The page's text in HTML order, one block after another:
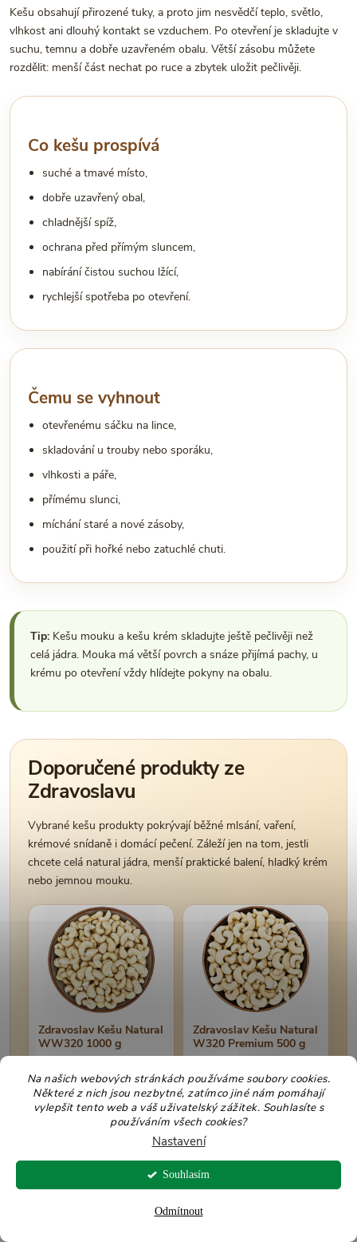
Na našich webových stránkách používáme soubory cookies.
Některé z nich jsou nezbytné, zatímco jiné nám pomáhají
vylepšit tento web a váš uživatelský zážitek. Souhlasíte s
používáním všech cookies?
Nastavení
Odmítnout
Souhlasím
Kešu obsahují přirozené tuky, a proto jim nesvědčí teplo, světlo,
vlhkost ani dlouhý kontakt se vzduchem. Po otevření je skladujte v
suchu, temnu a dobře uzavřeném obalu. Větší zásobu můžete
rozdělit: menší část nechat po ruce a zbytek uložit pečlivěji.
Co kešu prospívá
suché a tmavé místo,
dobře uzavřený obal,
chladnější spíž,
ochrana před přímým sluncem,
nabírání čistou suchou lžící,
rychlejší spotřeba po otevření.
Čemu se vyhnout
otevřenému sáčku na lince,
skladování u trouby nebo sporáku,
vlhkosti a páře,
přímému slunci,
míchání staré a nové zásoby,
použití při hořké nebo zatuchlé chuti.
Tip: Kešu mouku a kešu krém skladujte ještě pečlivěji než
celá jádra. Mouka má větší povrch a snáze přijímá pachy, u
krému po otevření vždy hlídejte pokyny na obalu.
Doporučené produkty ze
Zdravoslavu
Vybrané kešu produkty pokrývají běžné mlsání, vaření,
krémové snídaně i domácí pečení. Záleží jen na tom, jestli
chcete celá natural jádra, menší praktické balení, hladký krém
nebo jemnou mouku.
Zdravoslav Kešu Natural
WW320 1000 g
nepražená jádra do kaší,
granoly, salátů, kari, pečení,
kešu mléka i domácích
Zdravoslav Kešu Natural
W320 Premium 500 g
celých natural kešu na
mlsání, do jogurtu, kaše,
granoly, kari, omáček a
dezertů.